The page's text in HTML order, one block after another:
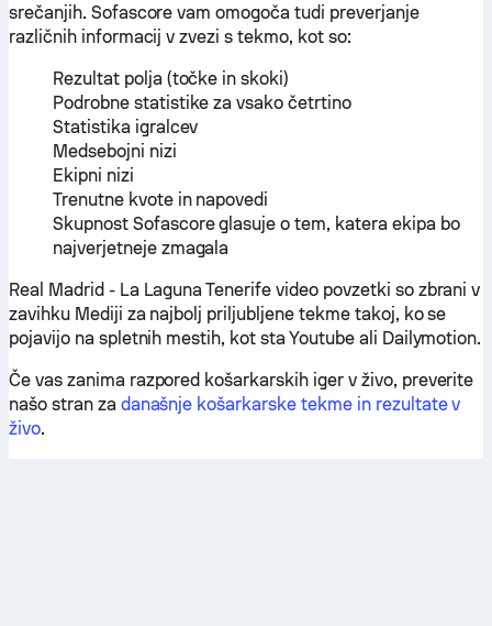
srečanjih. Sofascore vam omogoča tudi preverjanje
različnih informacij v zvezi s tekmo, kot so:
Rezultat polja (točke in skoki)
Podrobne statistike za vsako četrtino
Statistika igralcev
Medsebojni nizi
Ekipni nizi
Trenutne kvote in napovedi
Skupnost Sofascore glasuje o tem, katera ekipa bo
najverjetneje zmagala
Real Madrid - La Laguna Tenerife video povzetki so zbrani v
zavihku Mediji za najbolj priljubljene tekme takoj, ko se
pojavijo na spletnih mestih, kot sta Youtube ali Dailymotion.
Če vas zanima razpored košarkarskih iger v živo, preverite
našo stran za današnje košarkarske tekme in rezultate v
živo.